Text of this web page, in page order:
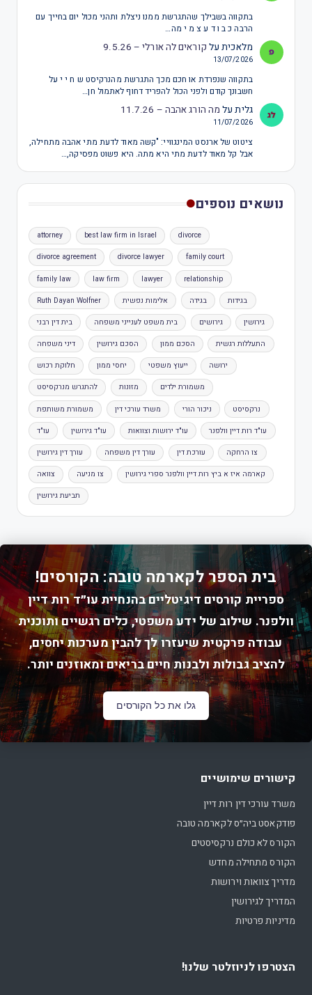
בתקווה בשבילך שהתגרשת ממנו ניצלת ותהני מכול יום בחייך עם
הרבה כ ב ו ד ע צ מ י מה…
מלאכיתעל קוראים לה אורלי – 9.5.26
13/07/2026
בתקווה שנפרדת או חכם מכך התגרשת מהנרקיסט ש ח י י על
חשבונך קודם ולפני הכול להפריד דחוף לאתמול חן…
גליתעל מה הורג אהבה – 11.7.26
11/07/2026
ציטוט של ארנסט המינגוויי: "קשה מאוד לדעת מתי אהבה מתחילה,
אבל קל מאוד לדעת מתי היא מתה. היא פשוט מפסיקה,…
נושאים נוספים
attorney best law firm in Israel divorce
divorce agreement divorce lawyer family court
family law law firm lawyer relationship
Ruth Dayan Wolfner אלימות נפשית בגידה בגידות
בית דין רבני בית משפט לענייני משפחה גירושים גירושין
דיני משפחה הסכם גירושין הסכם ממון התעללות רגשית
חלוקת רכוש יחסי ממון ייעוץ משפטי ירושה
להתגרש מנרקסיסט מזונות משמורת ילדים
משמורת משותפת משרד עורכי דין ניכור הורי נרקסיסט
עו"ד עו"ד גירושין עו"ד ירושות וצוואות עו"ד רות דיין וולפנר
עורך דין גירושין עורך דין משפחה עורכת דין צו הרחקה
צוואה צו מניעה קארמה איז א ביץ רות דיין וולפנר ספרי גירושין
תביעת גירושין
בית הספר לקארמה טובה: הקורסים!
ספריית קורסים דיגיטליים בהנחיית עו״ד רות דיין
וולפנר. שילוב של ידע משפטי, כלים רגשיים ותוכנית
עבודה פרקטית שיעזרו לך להבין מערכות יחסים,
להציב גבולות ולבנות חיים בריאים ומאוזנים יותר.
גלו את כל הקורסים
קישורים שימושיים
משרד עורכי דין רות דיין
פודקאסט ביה״ס לקארמה טובה
הקורס לא כולם נרקסיסטים
הקורס מתחילה מחדש
מדריך צוואות וירושות
המדריך לגירושין
מדיניות פרטיות
הצטרפו לניוזלטר שלנו!